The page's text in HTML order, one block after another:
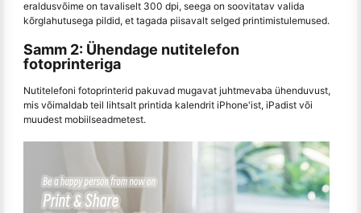
eraldusvõime on tavaliselt 300 dpi, seega on soovitatav valida
kõrglahutusega pildid, et tagada piisavalt selged printimistulemused.
Samm 2: Ühendage nutitelefon
fotoprinteriga
Nutitelefoni fotoprinterid pakuvad mugavat juhtmevaba ühenduvust,
mis võimaldab teil lihtsalt printida kalendrit iPhone'ist, iPadist või
muudest mobiilseadmetest.